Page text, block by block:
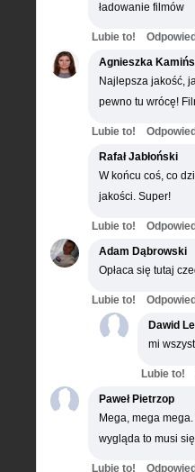
ładowanie filmów
Lubie to!
Agnieszka
Najlepsza jakość,
pewno tu wrócę!
Lubie to!
Rafał Jabłoński
W końcu coś, co
jakości. Super!
Lubie to!
Adam Dąbrowski
Opłaca się tutaj
Lubie to!
Dawid
mi
Lubie to!
Paweł Pietrzop
Mega, mega
wygląda to musi
Lubie to!